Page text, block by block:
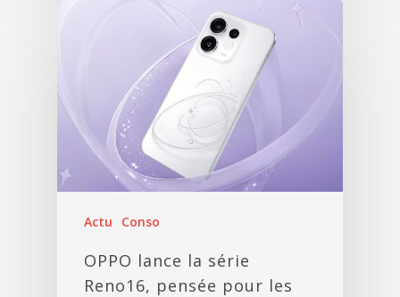
Actu Conso
OPPO lance la série
Reno16, pensée pour les